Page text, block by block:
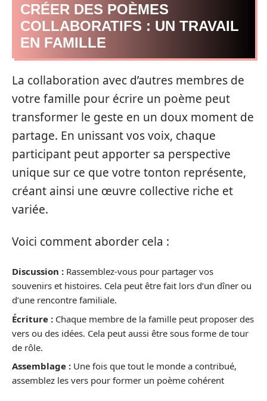
CRÉER DES POÈMES
COLLABORATIFS : UN TRAVAIL
EN FAMILLE
La collaboration avec d’autres membres de
votre famille pour écrire un poème peut
transformer le geste en un doux moment de
partage. En unissant vos voix, chaque
participant peut apporter sa perspective
unique sur ce que votre tonton représente,
créant ainsi une œuvre collective riche et
variée.
Voici comment aborder cela :
Discussion : Rassemblez-vous pour partager vos
souvenirs et histoires. Cela peut être fait lors d’un dîner ou
d’une rencontre familiale.
Écriture : Chaque membre de la famille peut proposer des
vers ou des idées. Cela peut aussi être sous forme de tour
de rôle.
Assemblage : Une fois que tout le monde a contribué,
assemblez les vers pour former un poème cohérent